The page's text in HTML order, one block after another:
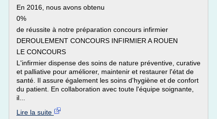
En 2016, nous avons obtenu
0%
de réussite à notre préparation concours infirmier
DEROULEMENT CONCOURS INFIRMIER A ROUEN
LE CONCOURS
L'infirmier dispense des soins de nature préventive, curative
et palliative pour améliorer, maintenir et restaurer l'état de
santé. Il assure également les soins d'hygiène et de confort
du patient. En collaboration avec toute l'équipe soignante,
il...
Lire la suite